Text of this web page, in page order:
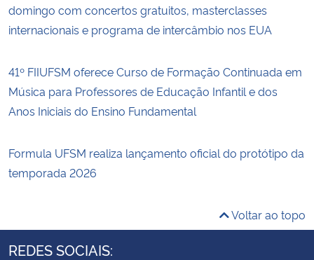
domingo com concertos gratuitos, masterclasses
internacionais e programa de intercâmbio nos EUA
41º FIIUFSM oferece Curso de Formação Continuada em
Música para Professores de Educação Infantil e dos
Anos Iniciais do Ensino Fundamental
Formula UFSM realiza lançamento oficial do protótipo da
temporada 2026
Voltar ao topo
REDES SOCIAIS: